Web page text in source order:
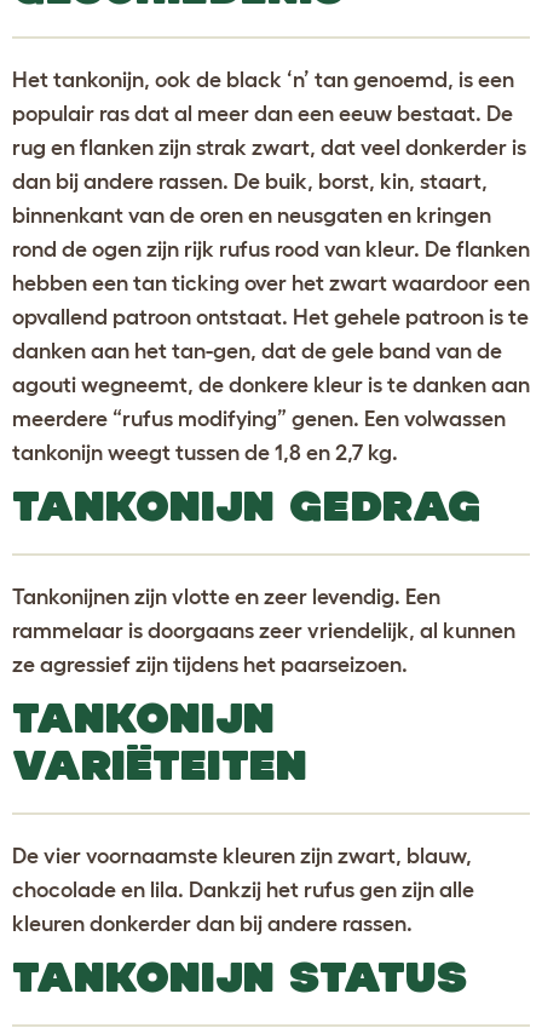
Het tankonijn, ook de black ‘n’ tan genoemd, is een
populair ras dat al meer dan een eeuw bestaat. De
rug en flanken zijn strak zwart, dat veel donkerder is
dan bij andere rassen. De buik, borst, kin, staart,
binnenkant van de oren en neusgaten en kringen
rond de ogen zijn rijk rufus rood van kleur. De flanken
hebben een tan ticking over het zwart waardoor een
opvallend patroon ontstaat. Het gehele patroon is te
danken aan het tan-gen, dat de gele band van de
agouti wegneemt, de donkere kleur is te danken aan
meerdere “rufus modifying” genen. Een volwassen
tankonijn weegt tussen de 1,8 en 2,7 kg.
TANKONIJN GEDRAG
Tankonijnen zijn vlotte en zeer levendig. Een
rammelaar is doorgaans zeer vriendelijk, al kunnen
ze agressief zijn tijdens het paarseizoen.
TANKONIJN
VARIËTEITEN
De vier voornaamste kleuren zijn zwart, blauw,
chocolade en lila. Dankzij het rufus gen zijn alle
kleuren donkerder dan bij andere rassen.
TANKONIJN STATUS